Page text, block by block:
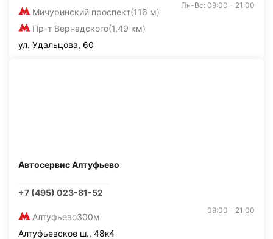
Мичуринский проспект(116 м)
Пр-т Вернадского(1,49 км)
Пн-Вс: 09:00 - 21:00
ул. Удальцова, 60
Автосервис Алтуфьево
+7 (495) 023-81-52
Алтуфьево300м
09:00 - 21:00
Алтуфьевское ш., 48к4